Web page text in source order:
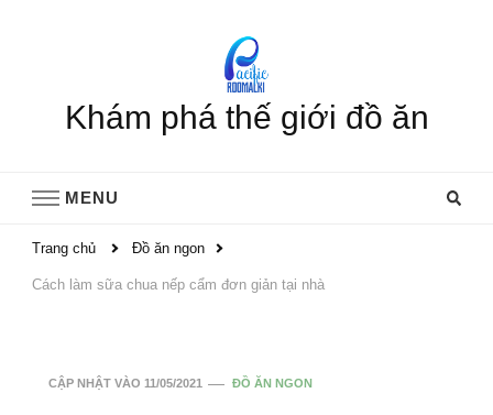
Khám phá thế giới đồ ăn
MENU
Trang chủ Đồ ăn ngon
Cách làm sữa chua nếp cẩm đơn giản tại nhà
CẬP NHẬT VÀO 11/05/2021 ĐỒ ĂN NGON